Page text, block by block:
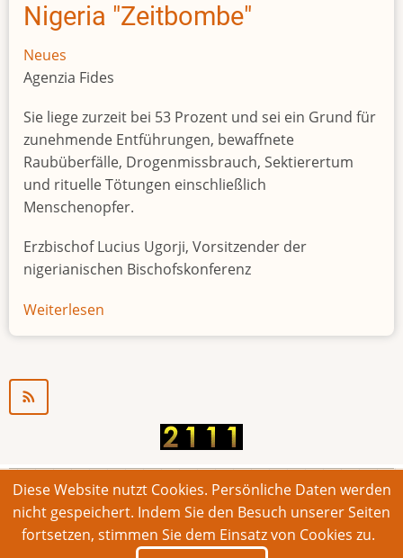
Nigeria "Zeitbombe"
Neues
Agenzia Fides
Sie liege zurzeit bei 53 Prozent und sei ein Grund für
zunehmende Entführungen, bewaffnete
Raubüberfälle, Drogenmissbrauch, Sektierertum
und rituelle Tötungen einschließlich
Menschenopfer.
Erzbischof Lucius Ugorji, Vorsitzender der
nigerianischen Bischofskonferenz
Weiterlesen
Jugendarbeitslosigkeit
© 2026 Bonner Aufruf. Alle Rechte vorbehalten.
Footer
Impressum Kontakt Intern
Diese Website nutzt Cookies. Persönliche Daten werden
nicht gespeichert. Indem Sie den Besuch unserer Seiten
fortsetzen, stimmen Sie dem Einsatz von Cookies zu.